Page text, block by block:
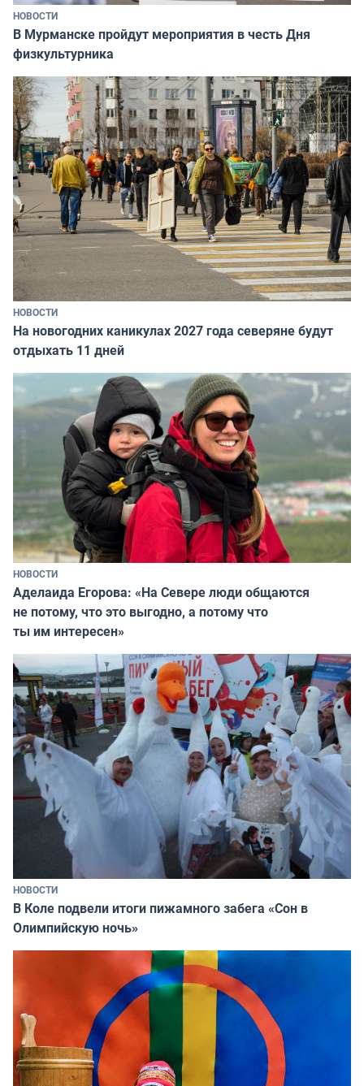
НОВОСТИ
В Мурманске пройдут мероприятия в честь Дня
физкультурника
НОВОСТИ
На новогодних каникулах 2027 года северяне будут
отдыхать 11 дней
НОВОСТИ
Аделаида Егорова: «На Севере люди общаются
не потому, что это выгодно, а потому что
ты им интересен»
НОВОСТИ
В Коле подвели итоги пижамного забега «Сон в
Олимпийскую ночь»